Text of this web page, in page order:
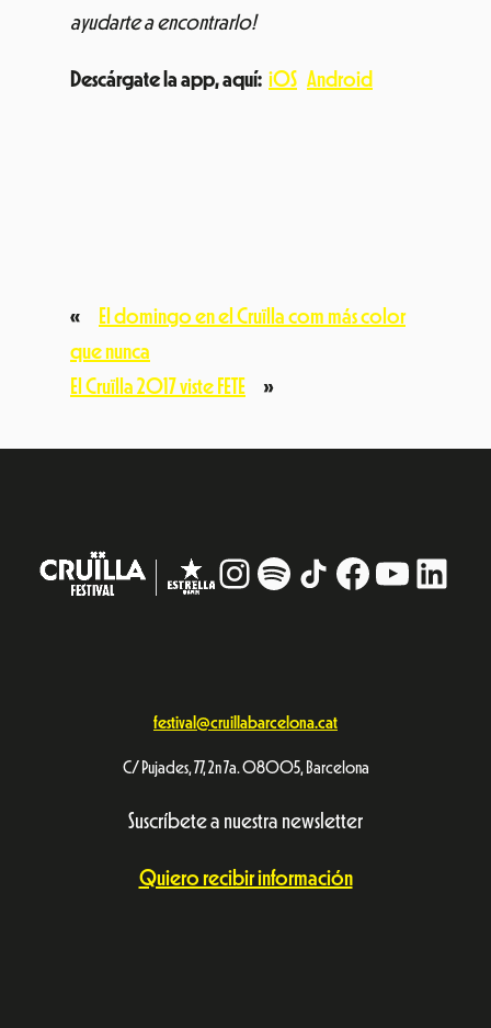
ayudarte a encontrarlo!
Descárgate la app,aquí: iOS Android
«
El domingo en el Cruïlla com más color
que nunca
El Cruïlla 2017 viste FETE
»
Instagram
# TikTokFacebook
festival@cruillabarcelona.cat
C/ Pujades, 77, 2n 7a. 08005, Barcelona
Suscríbete a nuestra newsletter
Quiero recibir información